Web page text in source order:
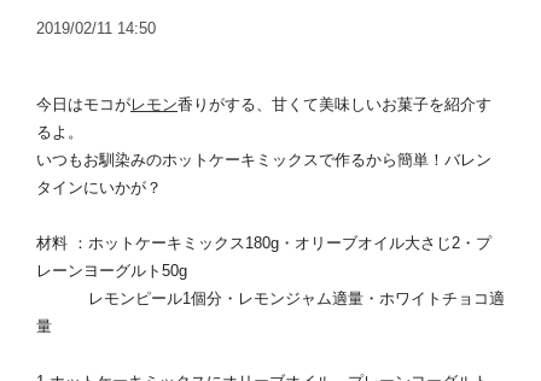
2019/02/11 14:50
今日はモコがレモン香りがする、 甘くて美味しいお菓子を紹介す
るよ。
いつもお馴染みのホットケーキミックスで作るから簡単！ バレン
タインにいかが？
材料 ：ホットケーキミックス180g・オリーブオイル大さじ2・ プ
レーンヨーグルト50g
レモンピール1個分・ レモンジャム適量・ホワイトチョコ適
量